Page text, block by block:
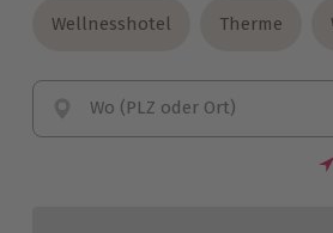
Wellnesshotel
Wellnesshotel Therme
Therme
Wo (PLZ oder Ort)